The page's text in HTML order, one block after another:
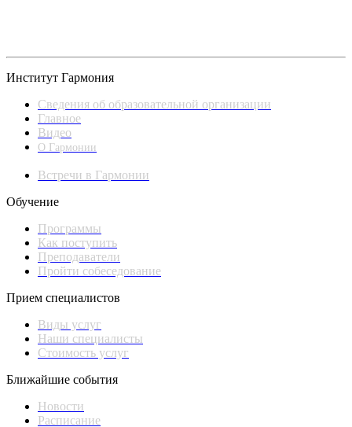
Институт Гармония
Сведения об образовательной организации
Главное
Видео
О Гармонии
Встречи в Гармонии
Обучение
Программы
Как поступить
Преподаватели
Пройти собеседование
Прием специалистов
Виды услуг
Наши специалисты
Стоимость услуг
Ближайшие события
Новости
Расписание